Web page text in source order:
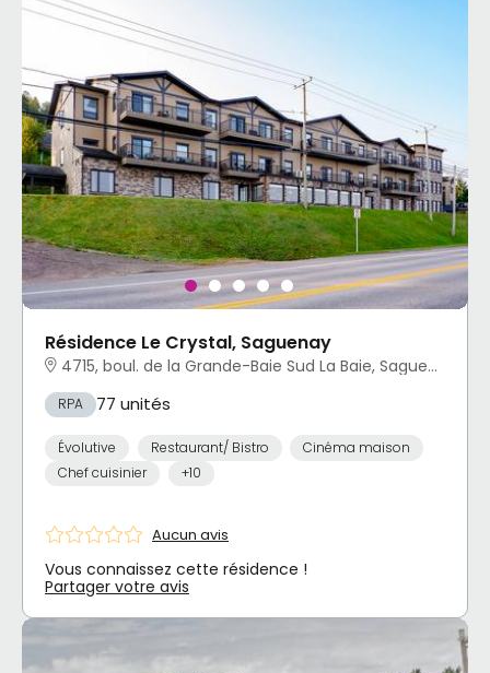
Résidence Le Crystal, Saguenay
4715, boul. de la Grande-Baie Sud La Baie, Saguenay, QC
RPA 77 unités
Évolutive Restaurant/ Bistro
Cinéma maison
Chef cuisinier
+10
Aucun avis
Vous connaissez cette résidence !
Partager votre avis